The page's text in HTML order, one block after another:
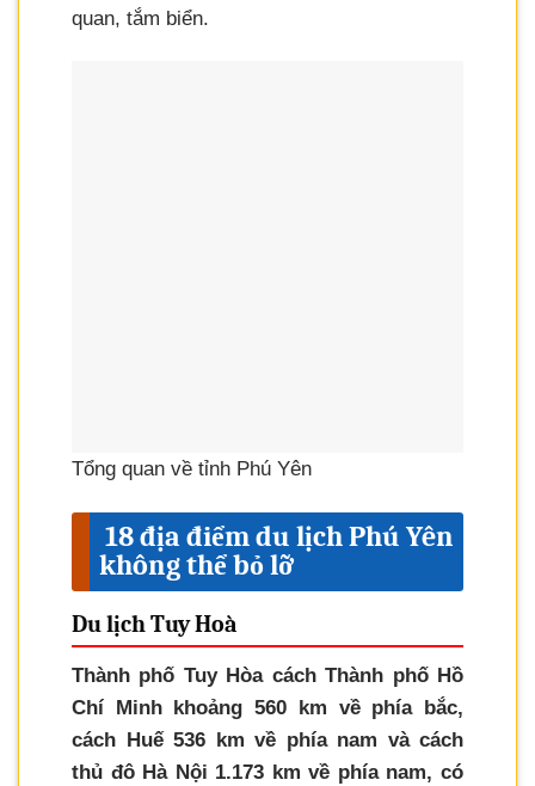
quan, tắm biển.
Tổng quan về tỉnh Phú Yên
18 địa điểm du lịch Phú Yên
không thể bỏ lỡ
Du lịch Tuy Hoà
Thành phố Tuy Hòa cách Thành phố Hồ
Chí Minh khoảng 560 km về phía bắc,
cách Huế 536 km về phía nam và cách
thủ đô Hà Nội 1.173 km về phía nam, có